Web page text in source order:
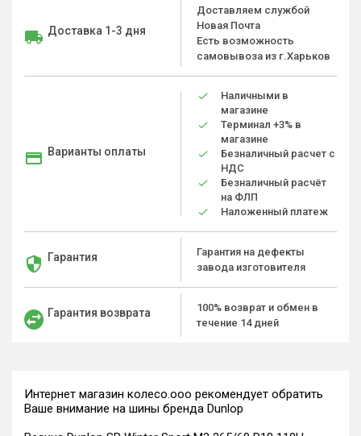
Доставка 1-3 дня
Доставляем службой
Новая Почта
Есть возможность
самовывоза из г.Харьков
Варианты оплаты
Наличными в
магазине
Терминал +3% в
магазине
Безналичный расчет с
НДС
Безналичный расчёт
на ФЛП
Наложенный платеж
Гарантия
Гарантия на дефекты
завода изготовителя
Гарантия возврата
100% возврат и обмен в
течение 14 дней
Интернет магазин колесо.ооо рекомендует обратить
Ваше внимание на шины бренда Dunlop